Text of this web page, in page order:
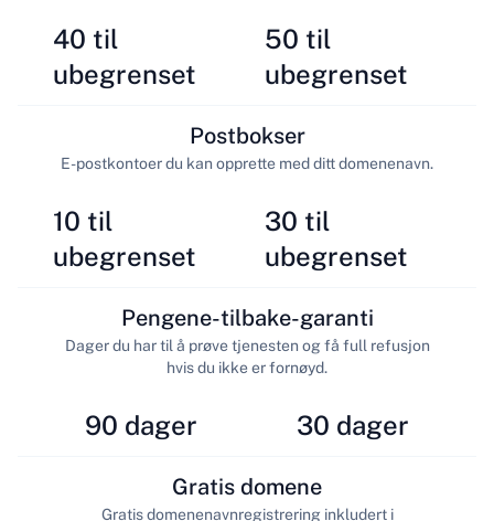
40 til
ubegrenset
50 til
ubegrenset
10 til
ubegrenset
Postbokser
E-postkontoer du kan opprette med ditt domenenavn.
30 til
ubegrenset
90 dager
Pengene-tilbake-garanti
Dager du har til å prøve tjenesten og få full refusjon
hvis du ikke er fornøyd.
30 dager
Gratis domene
Gratis domenenavnregistrering inkludert i